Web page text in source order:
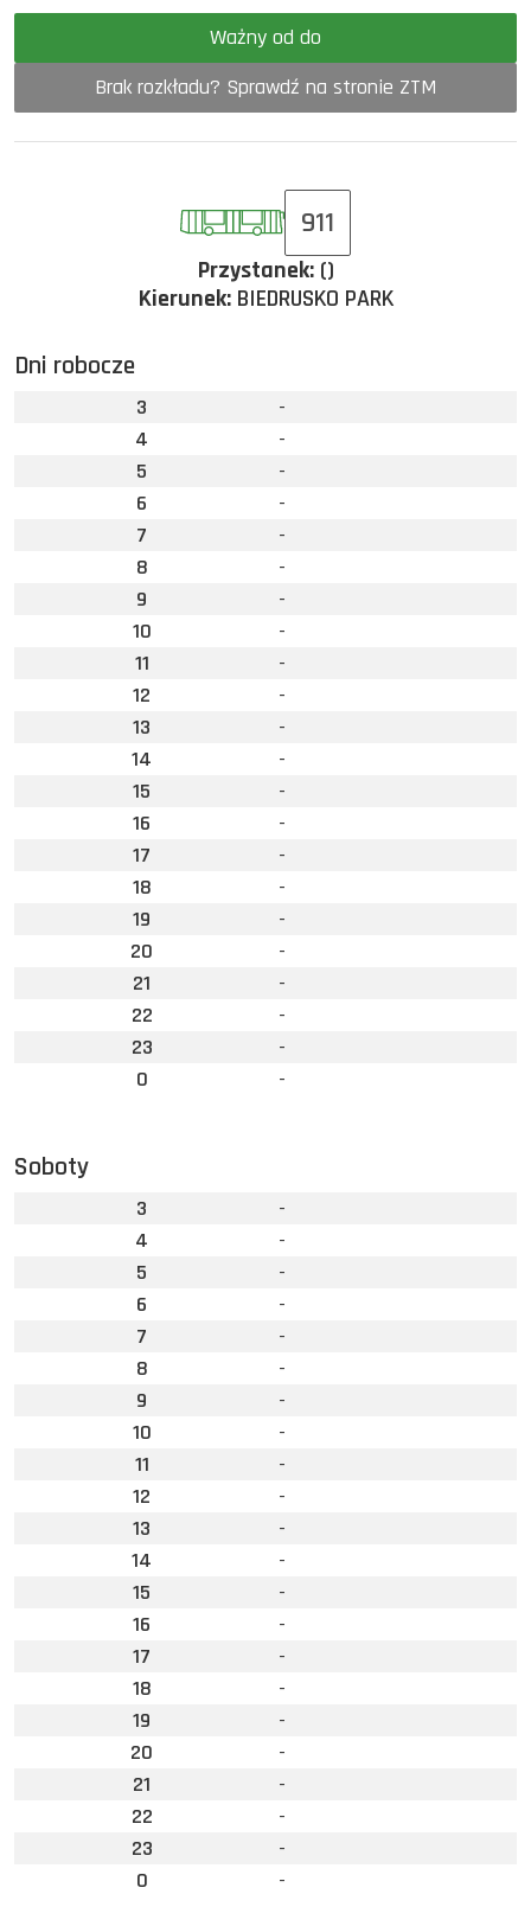
Ważny od do
Brak rozkładu? Sprawdź na stronie ZTM
911
Przystanek:()
Kierunek:BIEDRUSKO PARK
Dni robocze
3
-
4
-
5
-
6
-
7
-
8
-
9
-
10
-
11
-
12
-
13
-
14
-
15
-
16
-
17
-
18
-
19
-
20
-
21
-
22
-
23
-
0
-
Soboty
3
-
4
-
5
-
6
-
7
-
8
-
9
-
10
-
11
-
12
-
13
-
14
-
15
-
16
-
17
-
18
-
19
-
20
-
21
-
22
-
23
-
0
-